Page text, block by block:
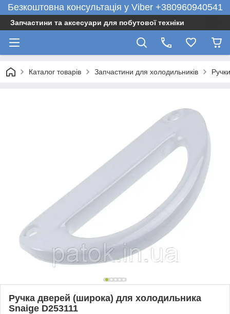
Безкоштовна консультація у Viber +380960940541
Запчастини та аксесуари для побутової техніки
Каталог товарів Запчастини для холодильників
Ручка дверей (широка) для холодильника
Snaige D253111